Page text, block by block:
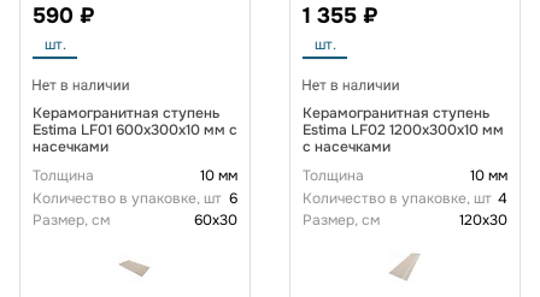
590 ₽
шт.
Керамогранитная ступень
Estima LF01 600x300x10 мм с
насечками
Толщина
10 мм
Количество в упаковке, шт 6
Размер, см
60x30
1 355 ₽
шт.
Керамогранитная ступень
Estima LF02 1200x300x10 мм
с насечками
Толщина
10 мм
Количество в упаковке, шт 4
Размер, см
120x30